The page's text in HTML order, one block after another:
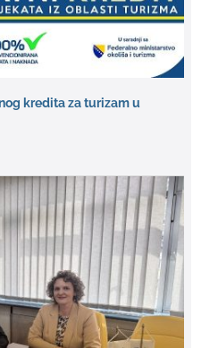
kredita za turizam u